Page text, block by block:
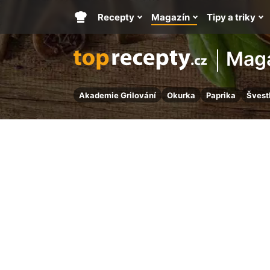
Akademie Grilování Okurka Paprika
Hlavní
stránka
Recepty Magazín Tipy a triky